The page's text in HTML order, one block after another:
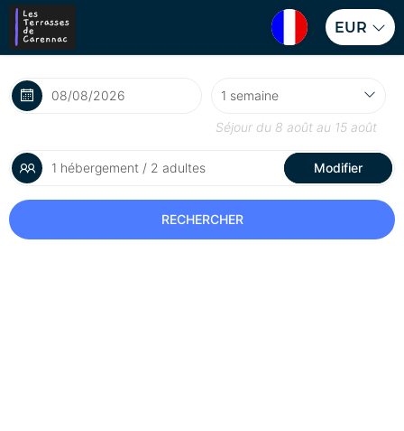
EUR
Séjour du 8 août au 15 août
1 hébergement / 2 adultes Modifier